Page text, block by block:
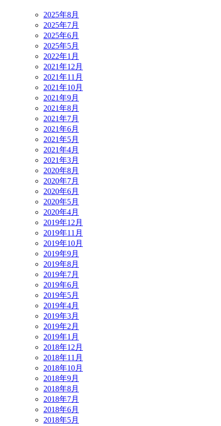
2025年8月
2025年7月
2025年6月
2025年5月
2022年1月
2021年12月
2021年11月
2021年10月
2021年9月
2021年8月
2021年7月
2021年6月
2021年5月
2021年4月
2021年3月
2020年8月
2020年7月
2020年6月
2020年5月
2020年4月
2019年12月
2019年11月
2019年10月
2019年9月
2019年8月
2019年7月
2019年6月
2019年5月
2019年4月
2019年3月
2019年2月
2019年1月
2018年12月
2018年11月
2018年10月
2018年9月
2018年8月
2018年7月
2018年6月
2018年5月